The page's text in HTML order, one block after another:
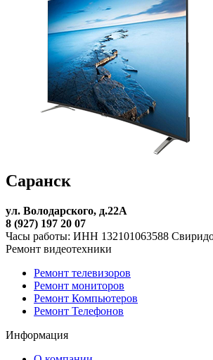
Саранск
ул. Володарского, д.22А
8 (927) 197 20 07
Часы работы: ИНН 132101063588
Ремонт видеотехники
Ремонт телевизоров
Ремонт мониторов
Ремонт Компьютеров
Ремонт Телефонов
Информация